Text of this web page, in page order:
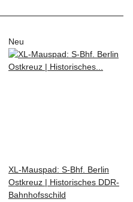
Neu
XL-Mauspad: S-Bhf. Berlin
Ostkreuz | Historisches DDR-
Bahnhofsschild